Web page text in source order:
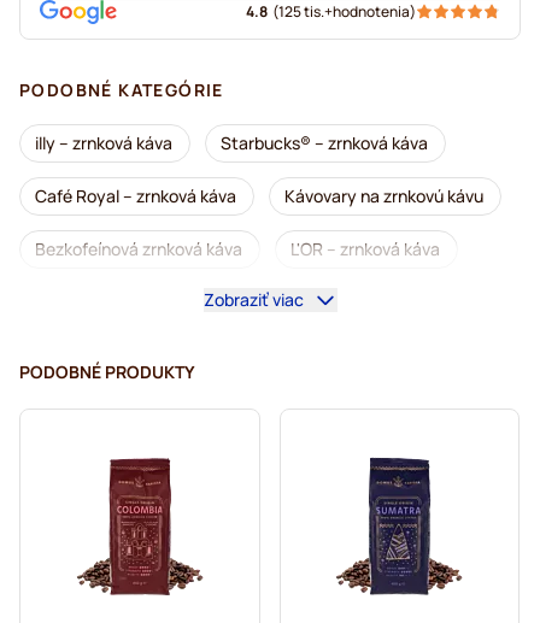
4.8 (125 tis.+hodnotenia)
PODOBNÉ KATEGÓRIE
illy – zrnková káva Starbucks® – zrnková káva
Café Royal – zrnková káva Kávovary na zrnkovú kávu
Bezkofeínová zrnková káva L'OR – zrnková káva
Segafredo – zrnková káva
Garibaldi zrnková káva
Tonino Lamborghini – zrnková káva
Gimoka – zrnková káva Zrnková káva Domus Barista
Zrnková káva Zrnková káva Kaffekapslen
Zobraziť viac
PODOBNÉ PRODUKTY